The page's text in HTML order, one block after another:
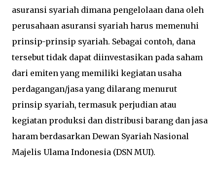
asuransi syariah dimana pengelolaan dana oleh
perusahaan asuransi syariah harus memenuhi
prinsip-prinsip syariah. Sebagai contoh, dana
tersebut tidak dapat diinvestasikan pada saham
dari emiten yang memiliki kegiatan usaha
perdagangan/jasa yang dilarang menurut
prinsip syariah, termasuk perjudian atau
kegiatan produksi dan distribusi barang dan jasa
haram berdasarkan Dewan Syariah Nasional
Majelis Ulama Indonesia (DSN MUI).